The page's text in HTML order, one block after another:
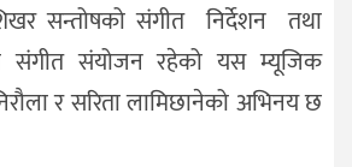
सन्तोषको संगीत निर्देशन तथा
संगीत संयोजन रहेको यस म्यूजिक
र सरिता लामिछानेको अभिनय छ